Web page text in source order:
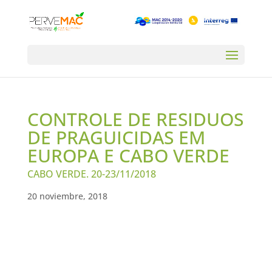
CONTROLE DE RESIDUOS
DE PRAGUICIDAS EM
EUROPA E CABO VERDE
CABO VERDE. 20-23/11/2018
20 noviembre, 2018